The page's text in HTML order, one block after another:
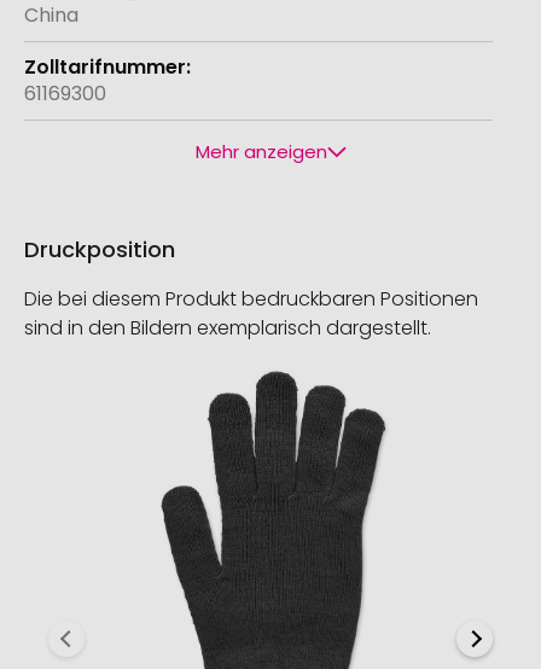
China
61169300
Mehr anzeigen
Druckposition
Die bei diesem Produkt bedruckbaren Positionen
sind in den Bildern exemplarisch dargestellt.